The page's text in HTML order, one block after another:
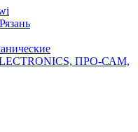
ПРО-САМ,